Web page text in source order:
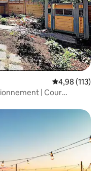
Note
4,98 (113)
| Cour